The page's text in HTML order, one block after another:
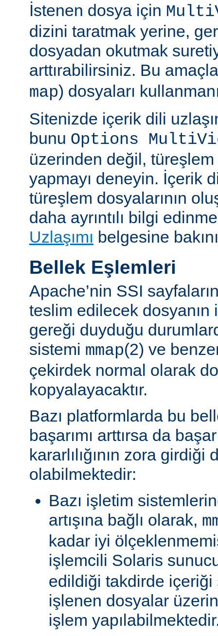
İstenen dosya için
dizini taratmak yerine,
dosyadan okutmak
arttırabilirsiniz. Bu
map) dosyaları
Sitenizde içerik dili
bunu Options
üzerinden değil,
yapmayı deneyin. İçerik
türeşlem dosyalarının
daha ayrıntılı bilgi
Uzlaşımı belgesine
Bellek Eşlemleri
Apache’nin SSI
teslim edilecek dosyanın
gereği duyduğu
sistemi mmap(2) ve
çekirdek normal olarak
kopyalayacaktır.
Bazı platformlarda bu
başarımı arttırsa da
kararlılığının zora girdiği
olabilmektedir:
Bazı işletim
artışına bağlı olarak,
kadar iyi
işlemcili Solaris
edildiği takdirde içeriği
işlenen dosyalar
işlem